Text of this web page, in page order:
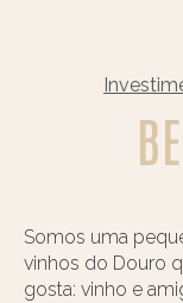
Somos uma
vinhos do Douro
gosta: vinho e